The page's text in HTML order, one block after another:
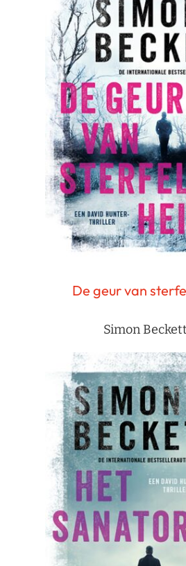
De geur van
Simon Beckett